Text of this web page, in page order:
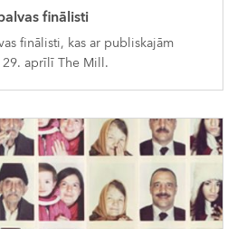
finālisti
finālisti, kas ar publiskajām
29. aprīlī The Mill.